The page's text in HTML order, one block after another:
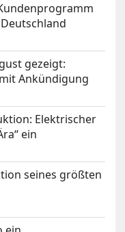
Deutschland
gezeigt:
Ankündigung
Elektrischer
ein
seines größten